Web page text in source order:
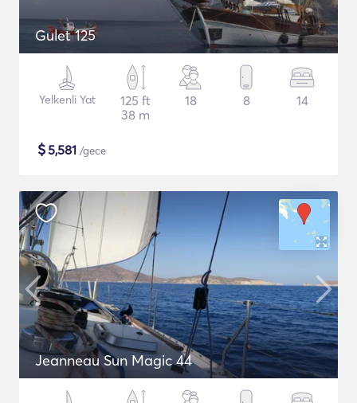
Gulet 125
Yelkenli Yat
125 ft
38 m
18 8 14
$5,581 /gece
Jeanneau Sun Magic 44